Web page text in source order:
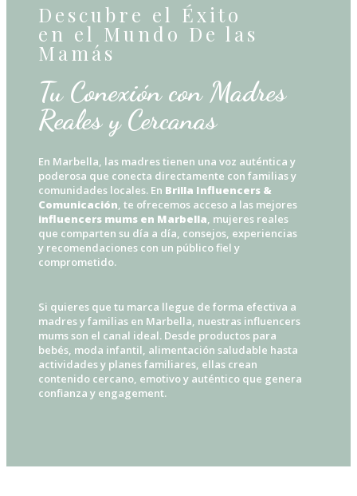
Descubre el Éxito
en el Mundo De las
Mamás
Tu Conexión con Madres
Reales y Cercanas
En Marbella, las madres tienen una voz auténtica y
poderosa que conecta directamente con familias y
comunidades locales. En Brilla Influencers &
Comunicación, te ofrecemos acceso a las mejores
influencers mums en Marbella, mujeres reales
que comparten su día a día, consejos, experiencias
y recomendaciones con un público fiel y
comprometido.
Si quieres que tu marca llegue de forma efectiva a
madres y familias en Marbella, nuestras influencers
mums son el canal ideal. Desde productos para
bebés, moda infantil, alimentación saludable hasta
actividades y planes familiares, ellas crean
contenido cercano, emotivo y auténtico que genera
confianza y engagement.